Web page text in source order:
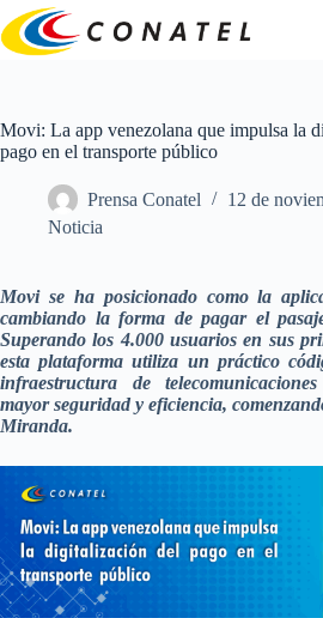
Saltar
al
contenido
Movi: La app venezolana que impulsa la
pago en el transporte público
Prensa Conatel
12 de
Noticia
Movi se ha posicionado como la
cambiando la forma de pagar el
Superando los 4.000 usuarios en sus
esta plataforma utiliza un práctico
infraestructura de
mayor seguridad y eficiencia,
Miranda.